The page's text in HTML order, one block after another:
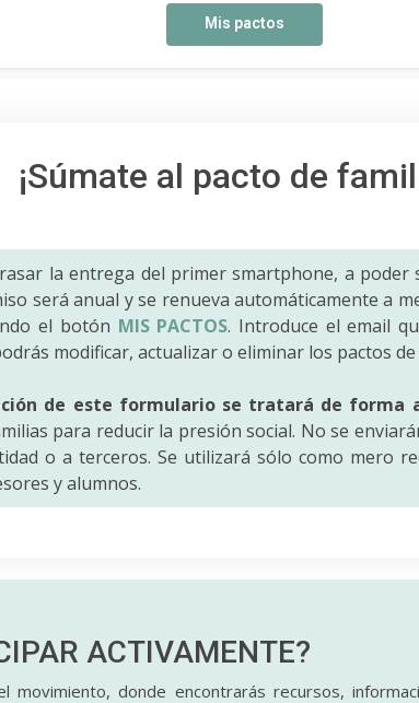
Mis pactos
¡Súmate al pacto de
la entrega del primer smartphone, a poder
será anual y se renueva automáticamente a
el botón MIS PACTOS. Introduce el email
modificar, actualizar o eliminar los pactos
de este formulario se tratará de forma
para reducir la presión social. No se
o a terceros. Se utilizará sólo como mero
y alumnos.
ACTIVAMENTE?
donde encontrarás recursos,